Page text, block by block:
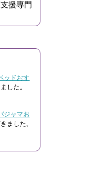
援専門
ッドおす
した。
ジャマお
ました。